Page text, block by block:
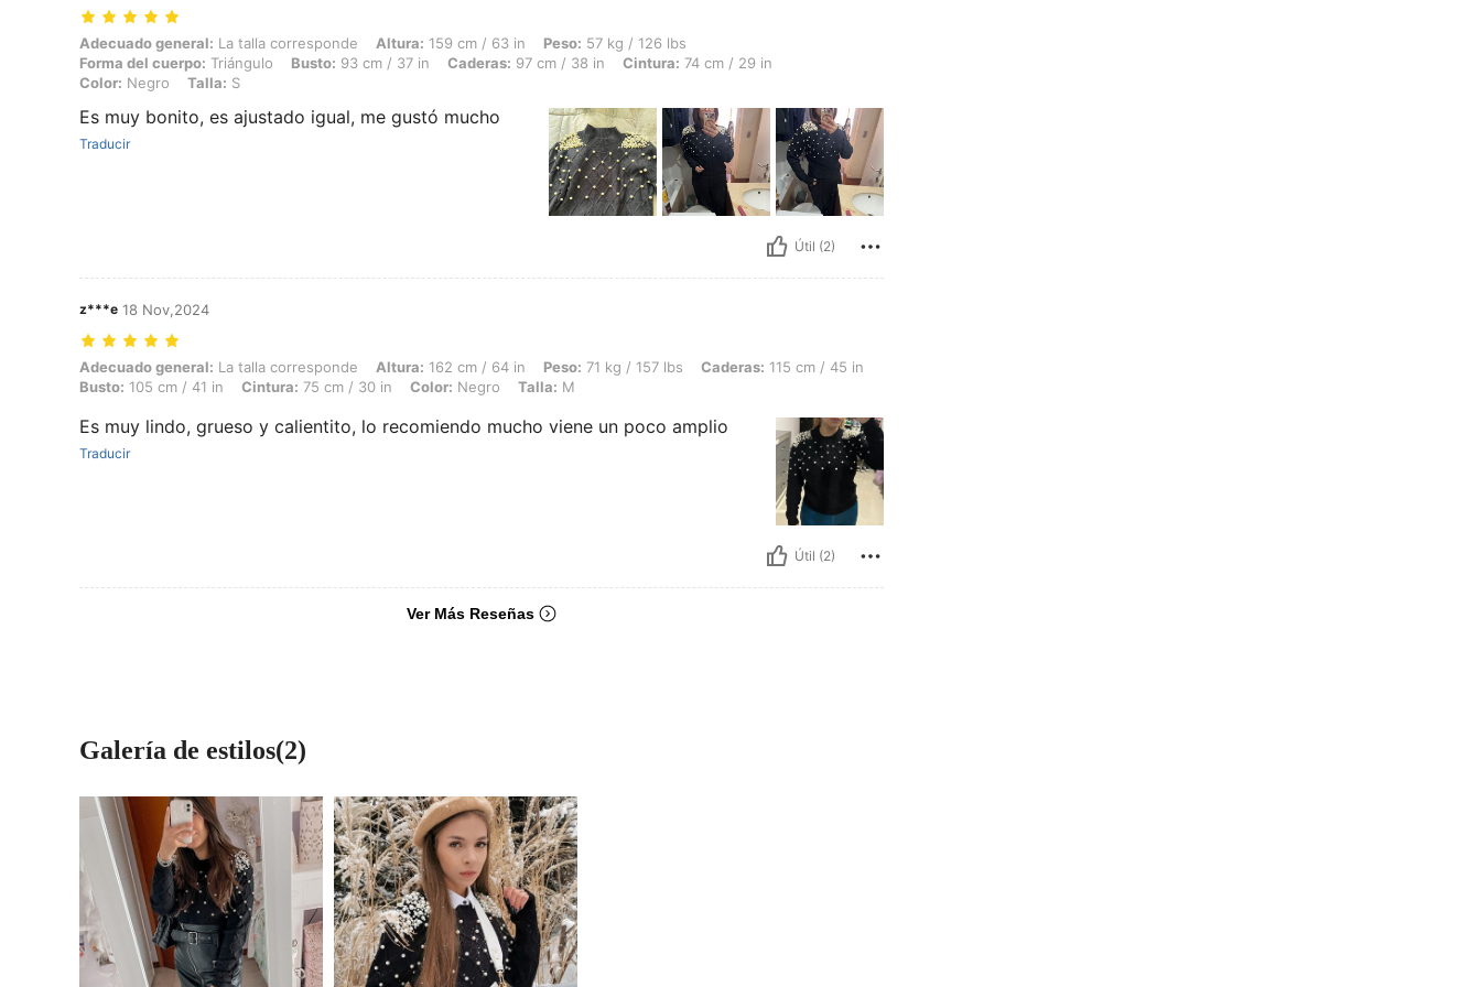
Adecuado general: La talla corresponde, Altura: 159 cm / 63 in, Peso: 57 kg / 126 lbs, Forma del cuerpo: Triángulo, Busto: 93 cm / 37 in, Caderas: 97 cm / 38 in, Cintura: 74 cm / 29 in, Color: Negro, Talla: S
Adecuado general: La talla corresponde Altura: 159 cm / 63 in Peso: 57 kg / 126 lbs
Forma del cuerpo: Triángulo Busto: 93 cm / 37 in Caderas: 97 cm / 38 in Cintura: 74 cm / 29 in
Color: Negro Talla: S
Es muy bonito, es ajustado igual, me gustó mucho
Traducir
Útil (2)
z***e 18 Nov,2024
Adecuado general: La talla corresponde, Altura: 162 cm / 64 in, Peso: 71 kg / 157 lbs, Caderas: 115 cm / 45 in, Busto: 105 cm / 41 in, Cintura: 75 cm / 30 in, Color: Negro, Talla: M
Adecuado general: La talla corresponde Altura: 162 cm / 64 in Peso: 71 kg / 157 lbs Caderas: 115 cm / 45 in
Busto: 105 cm / 41 in Cintura: 75 cm / 30 in Color: Negro Talla: M
Es muy lindo, grueso y calientito, lo recomiendo mucho viene un poco amplio
Traducir
Útil (2)
Ver Más Reseñas
Galería de estilos(2)